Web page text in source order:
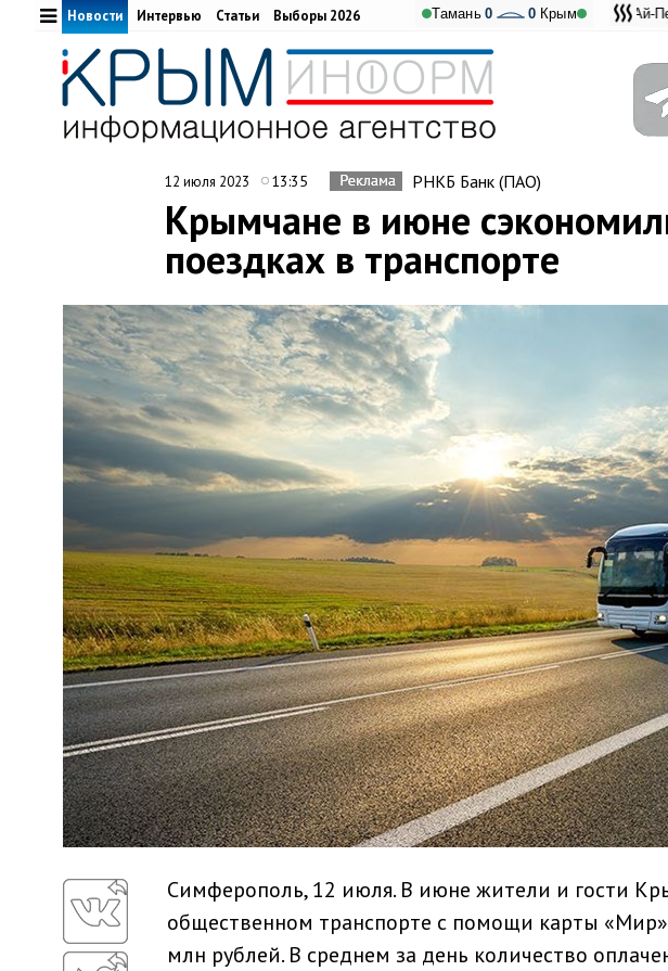
Ай-Петри:
Тамань 0 0 Крым
Новости Интервью Статьи Выборы 2026
12 июля 2023 13:35 РНКБ Банк (ПАО)
Крымчане в июне
поездках в транспорте
Симферополь, 12 июля. В июне жители и гости
общественном транспорте с помощи карты
млн рублей. В среднем за день количество